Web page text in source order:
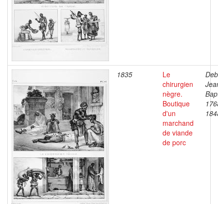
1835
Le
chirurgien
nègre.
Boutique
d'un
marchand
de viande
de porc